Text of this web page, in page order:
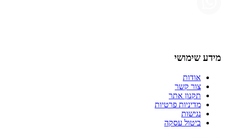
מידע שימושי
אודות
צור קשר
תקנון אתר
מדיניות פרטיות
נגישות
ביטול עסקה